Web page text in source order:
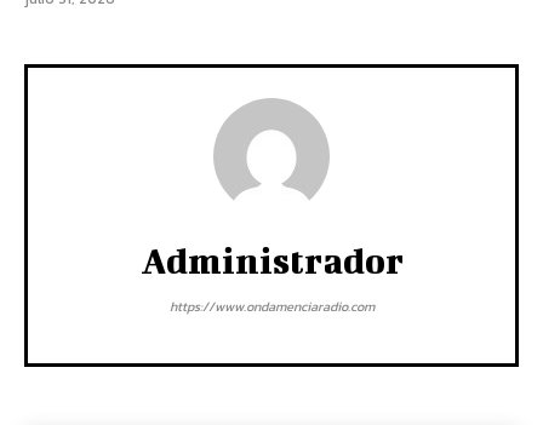
Administrador
https://www.ondamenciaradio.com